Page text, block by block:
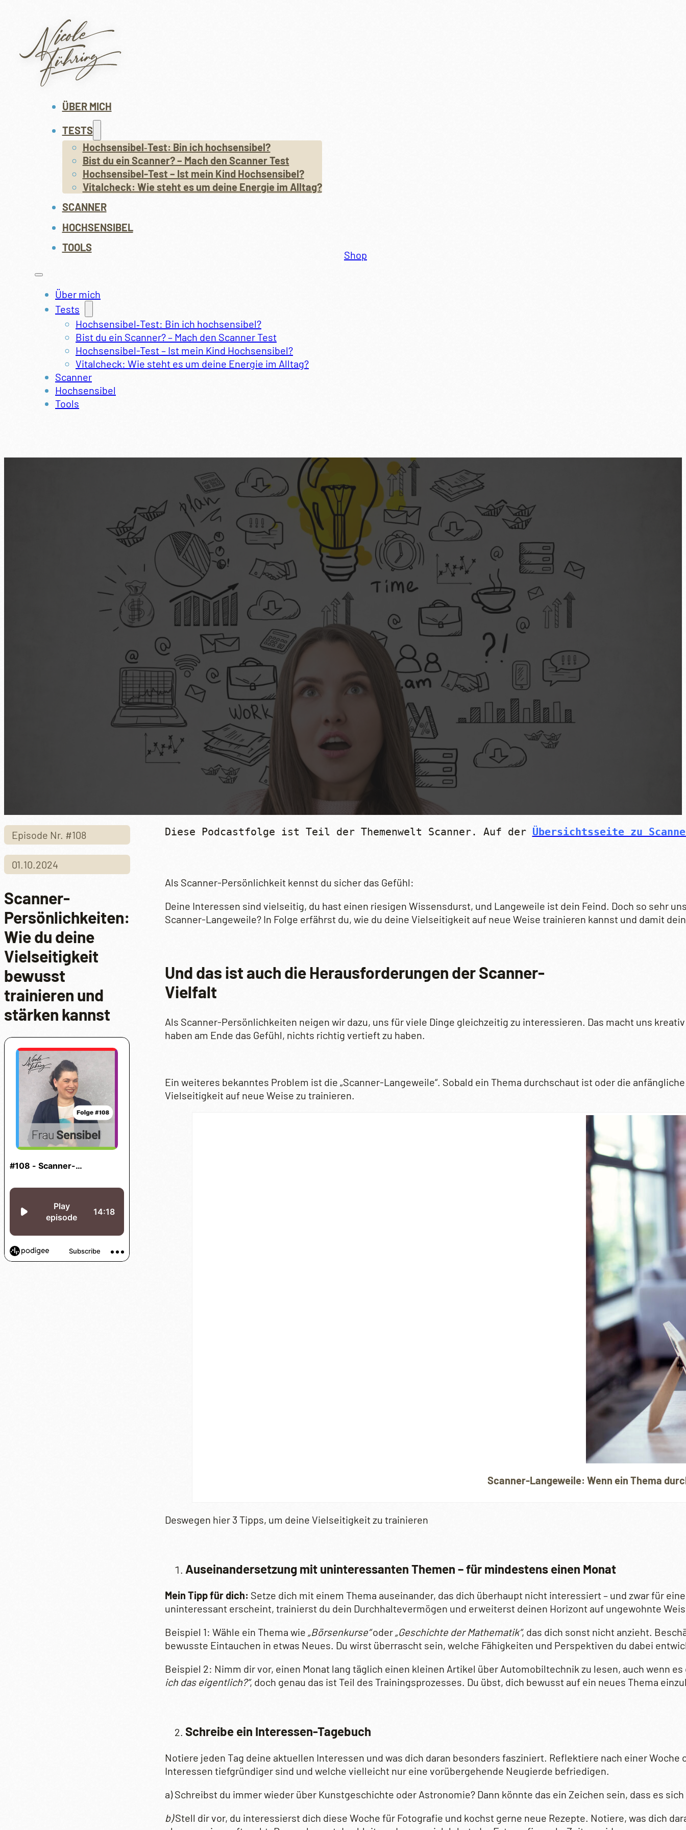
ÜBER MICH
TESTS
Hochsensibel‑Test: Bin ich hochsensibel?
Bist du ein Scanner? – Mach den Scanner Test
Hochsensibel-Test – Ist mein Kind Hochsensibel?
Vitalcheck: Wie steht es um deine Energie im Alltag?
SCANNER
HOCHSENSIBEL
TOOLS
Über mich
Tests
Hochsensibel‑Test: Bin ich hochsensibel?
Bist du ein Scanner? – Mach den Scanner Test
Hochsensibel-Test – Ist mein Kind Hochsensibel?
Vitalcheck: Wie steht es um deine Energie im Alltag?
Scanner
Hochsensibel
Tools
Shop
Scanner-Persönlichkeiten: Wie du deine Vielseitigkeit bewusst
trainieren und stärken kannst
Episode Nr. #108
01.10.2024
Scanner-
Persönlichkeiten:
Wie du deine
Vielseitigkeit
bewusst
trainieren und
stärken kannst
Diese Podcastfolge ist Teil der Themenwelt Scanner. Auf der Übersichtsseite zu
Als Scanner-Persönlichkeit kennst du sicher das Gefühl:
Deine Interessen sind vielseitig, du hast einen riesigen Wissensdurst, und Langeweile ist dein Feind. Doch so sehr
Scanner-Langeweile? In Folge erfährst du, wie du deine Vielseitigkeit auf neue Weise trainieren kannst und damit
Und das ist auch die Herausforderungen der Scanner-
Vielfalt
Als Scanner-Persönlichkeiten neigen wir dazu, uns für viele Dinge gleichzeitig zu interessieren. Das macht uns
haben am Ende das Gefühl, nichts richtig vertieft zu haben.
Ein weiteres bekanntes Problem ist die „Scanner-Langeweile“. Sobald ein Thema durchschaut ist oder die
Vielseitigkeit auf neue Weise zu trainieren.
Scanner-Langeweile: Wenn ein Thema
Deswegen hier 3 Tipps, um deine Vielseitigkeit zu trainieren
Auseinandersetzung mit uninteressanten Themen – für mindestens einen Monat
Mein Tipp für dich: Setze dich mit einem Thema auseinander, das dich überhaupt nicht interessiert – und zwar für
uninteressant erscheint, trainierst du dein Durchhaltevermögen und erweiterst deinen Horizont auf ungewohnte
Beispiel 1: Wähle ein Thema wie „Börsenkurse“oder „Geschichte der Mathematik“, das dich sonst nicht anzieht.
bewusste Eintauchen in etwas Neues. Du wirst überrascht sein, welche Fähigkeiten und Perspektiven du dabei
Beispiel 2: Nimm dir vor, einen Monat lang täglich einen kleinen Artikel über Automobiltechnik zu lesen, auch
ich das eigentlich?“, doch genau das ist Teil des Trainingsprozesses. Du übst, dich bewusst auf ein neues Thema
Schreibe ein Interessen-Tagebuch
Notiere jeden Tag deine aktuellen Interessen und was dich daran besonders fasziniert. Reflektiere nach einer
Interessen tiefgründiger sind und welche vielleicht nur eine vorübergehende Neugierde befriedigen.
a) Schreibst du immer wieder über Kunstgeschichte oder Astronomie? Dann könnte das ein Zeichen sein, dass es
b)Stell dir vor, du interessierst dich diese Woche für Fotografie und kochst gerne neue Rezepte. Notiere, was dich